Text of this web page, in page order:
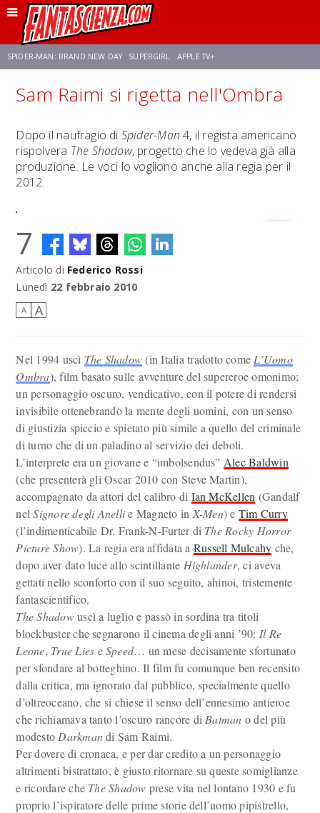
SPIDER-MAN: BRAND NEW DAY SUPERGIRL APPLE TV+
FRANCO RICCIARDIELLO ZENDAYA STAR TREK AVENGERS: DOOMSDAY
NETFLIX SADIE SINK STAR TREK: STRANGE NEW WORLDS
Sam Raimi si rigetta nell'Ombra
Dopo il naufragio di Spider-Man 4, il regista americano
rispolvera The Shadow, progetto che lo vedeva già alla
produzione. Le voci lo vogliono anche alla regia per il
2012.
7
Articolo di Federico Rossi
Lunedì 22 febbraio 2010
A A
Nel 1994 uscì The Shadow(in Italia tradotto come L’Uomo
Ombra), film basato sulle avventure del supereroe omonimo;
un personaggio oscuro, vendicativo, con il potere di rendersi
invisibile ottenebrando la mente degli uomini, con un senso
di giustizia spiccio e spietato più simile a quello del criminale
di turno che di un paladino al servizio dei deboli.
L’interprete era un giovane e “imbolsendus” Alec Baldwin
(che presenterà gli Oscar 2010 con Steve Martin),
accompagnato da attori del calibro di Ian McKellen (Gandalf
nelSignore degli Anellie Magneto in X-Men) e Tim Curry
(l’indimenticabile Dr. Frank-N-Furter di The Rocky Horror
Picture Show). La regia era affidata a Russell Mulcahy che,
dopo aver dato luce allo scintillante Highlander, ci aveva
gettati nello sconforto con il suo seguito, ahinoi, tristemente
fantascientifico.
The Shadowuscì a luglio e passò in sordina tra titoli
blockbuster che segnarono il cinema degli anni ’90: Il Re
Leone, True Lies eSpeed… un mese decisamente sfortunato
per sfondare al botteghino. Il film fu comunque ben recensito
dalla critica, ma ignorato dal pubblico, specialmente quello
d’oltreoceano, che si chiese il senso dell’ennesimo antieroe
che richiamava tanto l’oscuro rancore di Batman o del più
modesto Darkmandi Sam Raimi.
Per dovere di cronaca, e per dar credito a un personaggio
altrimenti bistrattato, è giusto ritornare su queste somiglianze
e ricordare che The Shadow prese vita nel lontano 1930 e fu
proprio l’ispiratore delle prime storie dell’uomo pipistrello,